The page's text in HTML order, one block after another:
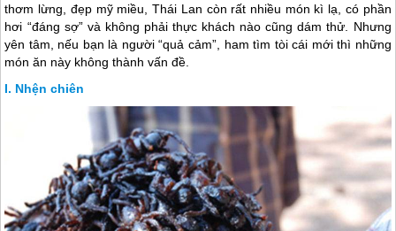
thơm lừng, đẹp mỹ miều, Thái Lan còn rất nhiều món kì lạ, có phần
hơi “đáng sợ” và không phải thực khách nào cũng dám thử. Nhưng
yên tâm, nếu bạn là người “quả cảm”, ham tìm tòi cái mới thì những
món ăn này không thành vấn đề.
Nhện chiên